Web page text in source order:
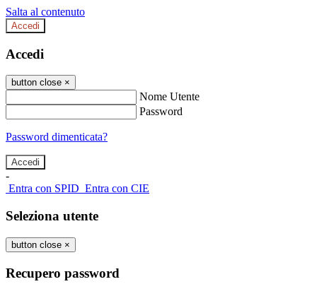
Salta al contenuto
Accedi
Accedi
button close ×
Nome Utente
Password
Password dimenticata?
-
Entra con SPID Entra con CIE
Seleziona utente
button close ×
Recupero password